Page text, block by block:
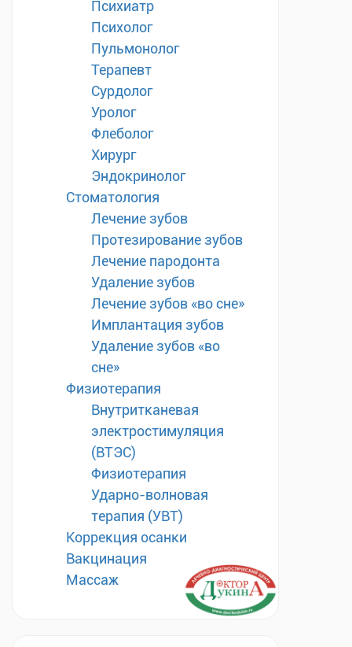
Психиатр
Психолог
Пульмонолог
Терапевт
Сурдолог
Уролог
Флеболог
Хирург
Эндокринолог
Стоматология
Лечение зубов
Протезирование зубов
Лечение пародонта
Удаление зубов
Лечение зубов «во сне»
Имплантация зубов
Удаление зубов «во
сне»
Физиотерапия
Внутритканевая
электростимуляция
(ВТЭС)
Физиотерапия
Ударно-волновая
терапия (УВТ)
Коррекция осанки
Вакцинация
Массаж